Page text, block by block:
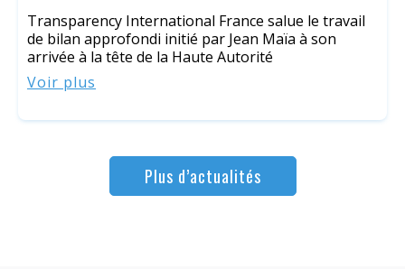
Transparency International France salue le travail
de bilan approfondi initié par Jean Maïa à son
arrivée à la tête de la Haute Autorité
Voir plus
Plus d’actualités